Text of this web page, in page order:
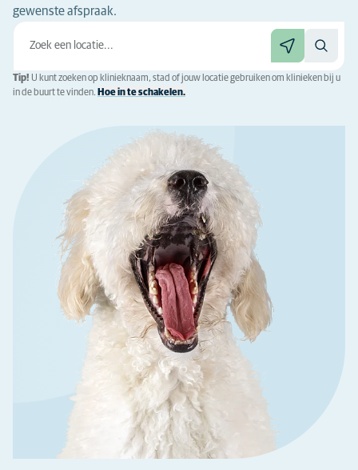
gewenste afspraak.
Tip! U kunt zoeken op klinieknaam, stad of jouw locatie gebruiken om klinieken bij u
in de buurt te vinden. Hoe in te schakelen.